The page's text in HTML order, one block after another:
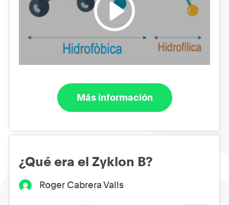
Más información
¿Qué era el Zyklon B?
Roger Cabrera Valls